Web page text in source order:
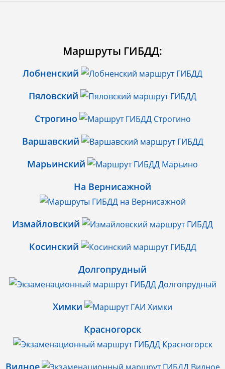
Маршруты ГИБДД:
Лобненский
Пяловский
Строгино
Варшавский
Марьинский
На Вернисажной
Измайловский
Косинский
Долгопрудный
Химки
Красногорск
Видное